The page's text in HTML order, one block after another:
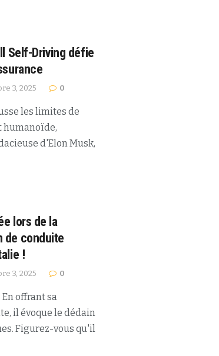
Self-Driving défie
3, 2025 0
les limites de
humanoïde,
d'Elon Musk,
lors de la
de conduite
!
3, 2025 0
offrant sa
il évoque le dédain
Figurez-vous qu'il